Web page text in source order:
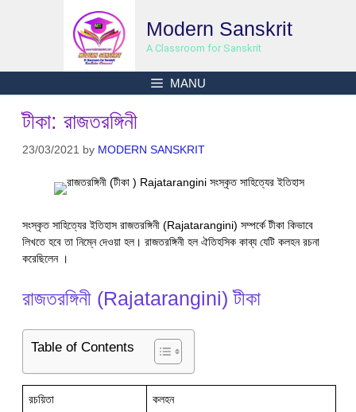
Modern Sanskrit
A Classroom for Sanskrit
MANU
টীকা: রাজতরঙ্গিনী
23/03/2021 by MODERN SANSKRIT
সংস্কৃত সাহিত্যের ইতিহাস রাজতরঙ্গিনী (Rajatarangini) সম্পর্কে টীকা কিভাবে
লিখতে হবে তা নিম্নে দেওয়া হল। রাজতরঙ্গিনী হল ঐতিহসিক কাব্য যেটি কলহন রচনা
করেছিলেন ।
রাজতরঙ্গিনী (Rajatarangini) টীকা
Table of Contents
রচয়িতা কলহন